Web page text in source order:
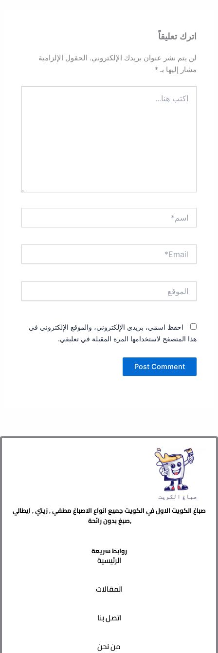
اترك تعليقاً
لن يتم نشر عنوان بريدك الإلكتروني. الحقول الإلزامية
مشار إليها بـ*
هنا...
احفظ اسمي، بريدي الإلكتروني، والموقع الإلكتروني في
هذا المتصفح لاستخدامها المرة المقبلة في تعليقي.
صباغ الكويت الاول في الكويت جميع انواع الاصباغ مطفي , زيتي , ايطالي
,صبغ بدون رائحة
روابط سريعة
الرئيسية
المقالات
اتصل بنا
من نحن